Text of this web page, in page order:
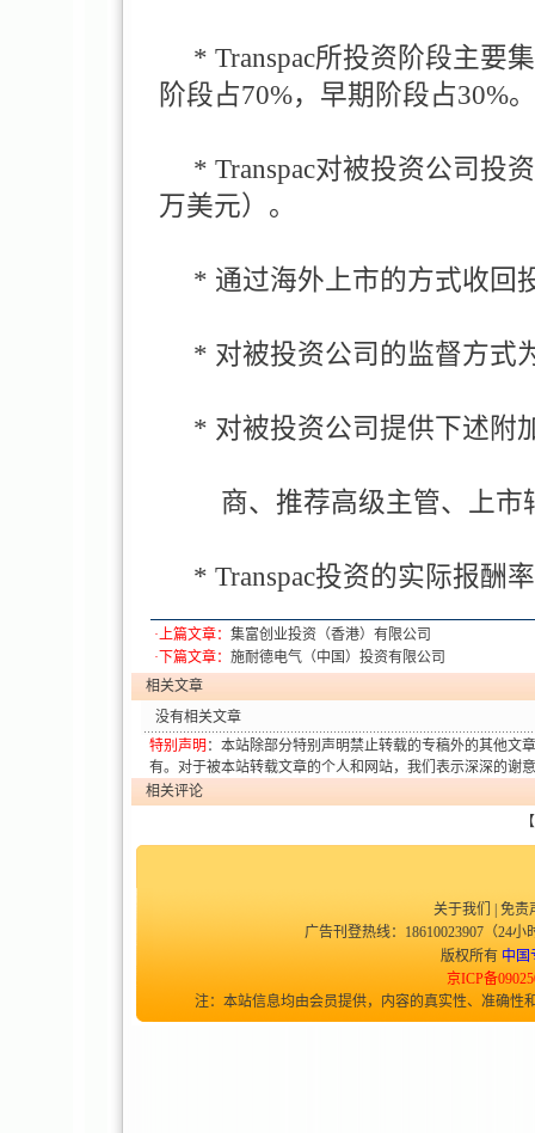
* Transpac所投资阶段主要
阶段占70%，早期阶段占30%。
* Transpac对被投资公司投
万美元）。
* 通过海外上市的方式收回
* 对被投资公司的监督方式
* 对被投资公司提供下述附
商、推荐高级主管、上市
* Transpac投资的实际报酬
·上篇文章： 集富创业投资（香港）有限公司
·下篇文章： 施耐德电气（中国）投资有限公司
相关文章
没有相关文章
特别声明 ：本站除部分特别声明禁止转载的专稿外的其他文
有。对于被本站转载文章的个人和网站，我们表示深深的谢
相关评论
关于我们
免责
广告刊登热线：18610023907（24
版权所有 中国
京ICP备
注：本站信息均由会员提供，内容的真实性、准确性